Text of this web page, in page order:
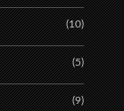
(10)
(5)
(9)